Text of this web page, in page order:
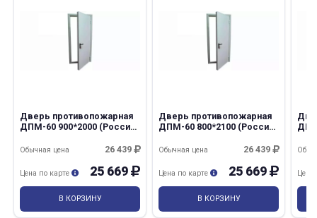
Дверь противопожарная
ДПМ-60 900*2000 (Россия)
26 439
Обычная цена
25 669
Цена по карте
В КОРЗИНУ
Дверь противопожарная
ДПМ-60 800*2100 (Россия)
26 439
Обычная цена
25 669
Цена по карте
В КОРЗИНУ
Цена